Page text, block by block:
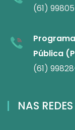
(61)
Pública
(61)
NAS REDES